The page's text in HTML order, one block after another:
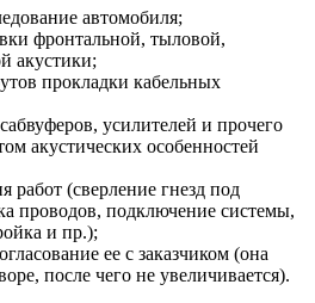
автомобиля;
фронтальной, тыловой,
акустики;
прокладки кабельных
усилителей и прочего
акустических особенностей
работ (сверление гнезд под
проводов, подключение системы,
и пр.);
ее с заказчиком (она
после чего не увеличивается).